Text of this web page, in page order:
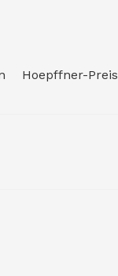
Hoepffner-Preis